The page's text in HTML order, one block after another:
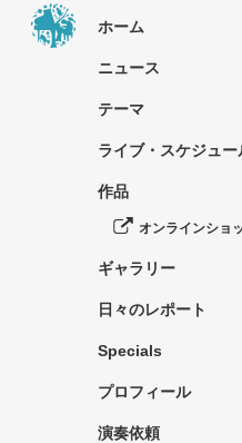
ホーム
ニュース
テーマ
ライブ・スケジュー
作品
オンラインショ
ギャラリー
日々のレポート
Specials
プロフィール
演奏依頼